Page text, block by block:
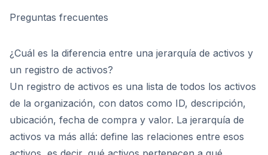
Preguntas frecuentes
¿Cuál es la diferencia entre una jerarquía de activos y
un registro de activos?
Un registro de activos es una lista de todos los activos
de la organización, con datos como ID, descripción,
ubicación, fecha de compra y valor. La jerarquía de
activos va más allá: define las relaciones entre esos